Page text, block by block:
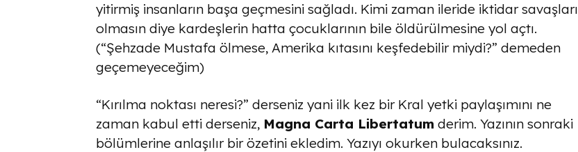
yitirmiş insanların başa geçmesini sağladı. Kimi zaman ileride iktidar savaşları
olmasın diye kardeşlerin hatta çocuklarının bile öldürülmesine yol açtı.
(“Şehzade Mustafa ölmese, Amerika kıtasını keşfedebilir miydi?” demeden
geçemeyeceğim)
“Kırılma noktası neresi?” derseniz yani ilk kez bir Kral yetki paylaşımını ne
zaman kabul etti derseniz, Magna Carta Libertatum derim. Yazının sonraki
bölümlerine anlaşılır bir özetini ekledim. Yazıyı okurken bulacaksınız.